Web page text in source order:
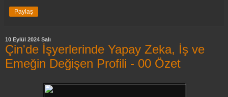
Paylaş
10 Eylül 2024 Salı
Çin'de İşyerlerinde Yapay Zeka, İş ve
Emeğin Değişen Profili - 00 Özet